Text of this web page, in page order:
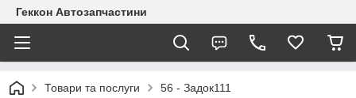
Геккон Автозапчастини
Товари та послуги 56 - Задок111